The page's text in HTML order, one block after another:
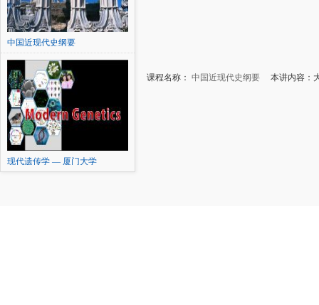
中国近现代史纲要
现代遗传学 — 厦门大学
课程名称： 中国近现代史纲要 本讲内容：